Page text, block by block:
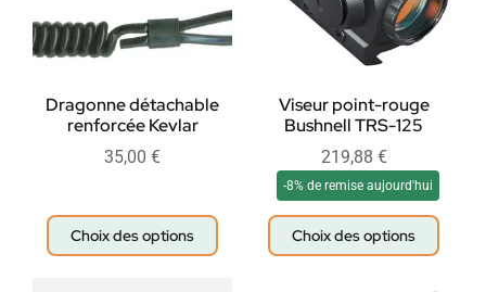
Dragonne détachable
renforcée Kevlar
35,00 €
Choix des options
Viseur point-rouge
Bushnell TRS-125
219,88 €
-8% de remise aujourd'hui
Choix des options